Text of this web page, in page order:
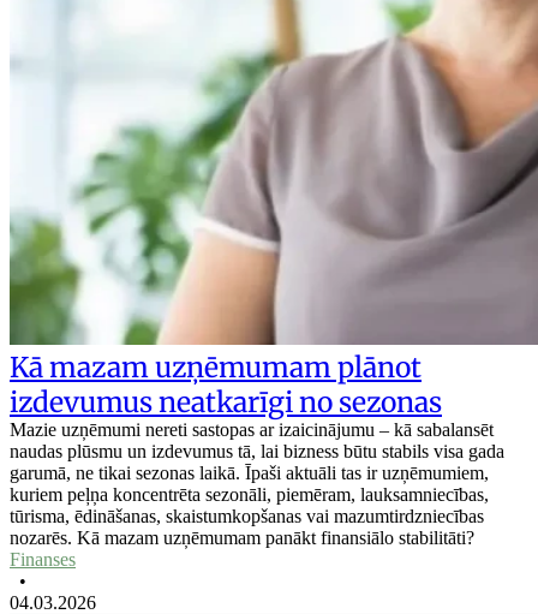
Kā mazam uzņēmumam plānot
izdevumus neatkarīgi no sezonas
Mazie uzņēmumi nereti sastopas ar izaicinājumu – kā sabalansēt
naudas plūsmu un izdevumus tā, lai bizness būtu stabils visa gada
garumā, ne tikai sezonas laikā. Īpaši aktuāli tas ir uzņēmumiem,
kuriem peļņa koncentrēta sezonāli, piemēram, lauksamniecības,
tūrisma, ēdināšanas, skaistumkopšanas vai mazumtirdzniecības
nozarēs. Kā mazam uzņēmumam panākt finansiālo stabilitāti?
Finanses
•
04.03.2026